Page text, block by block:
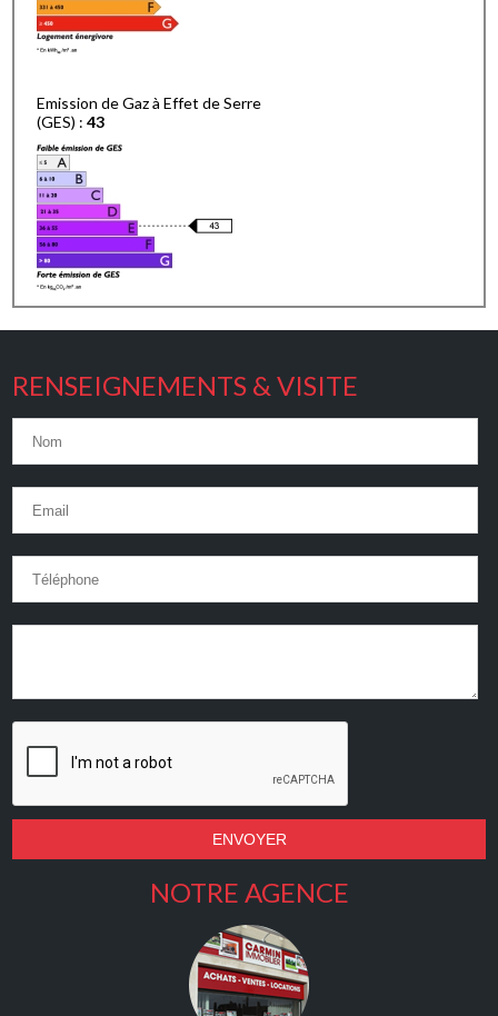
Emission de Gaz à Effet de Serre
(GES) :43
RENSEIGNEMENTS & VISITE
NOTRE AGENCE